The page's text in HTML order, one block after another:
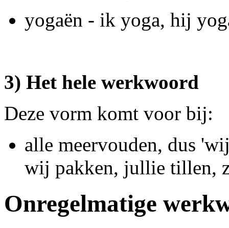
yogaën - ik yoga, hij
3) Het hele werkwoord
Deze vorm komt voor bij:
alle meervouden, dus
wij pakken, jullie tillen,
Onregelmatige